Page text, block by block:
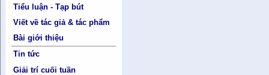
Tiểu luận - Tạp bút
Viết về tác giả & tác phẩm
Bài giới thiệu
Tin tức
Giải trí cuối tuần